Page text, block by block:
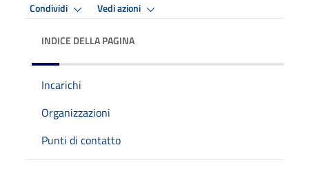
Condividi Vedi azioni
INDICE DELLA PAGINA
Incarichi
Organizzazioni
Punti di contatto